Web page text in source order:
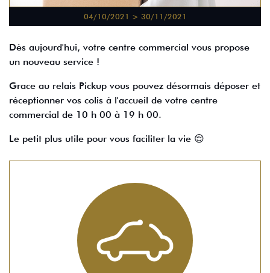
04/10/2021 > 30/11/2021
Dès aujourd'hui, votre centre commercial vous propose
un nouveau service !
Grace au relais Pickup vous pouvez désormais déposer et
réceptionner vos colis à l'accueil de votre centre
commercial de 10 h 00 à 19 h 00.
Le petit plus utile pour vous faciliter la vie 😌